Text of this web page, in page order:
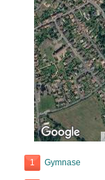
1 Gymnase